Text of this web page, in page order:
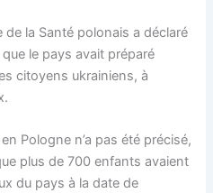
la Santé polonais a déclaré
le pays avait préparé
citoyens ukrainiens, à
Pologne n’a pas été précisé,
plus de 700 enfants avaient
du pays à la date de